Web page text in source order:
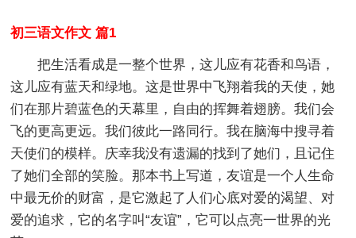
初三语文作文 篇1
把生活看成是一整个世界，这儿应有花香和鸟语，
这儿应有蓝天和绿地。这是世界中飞翔着我的天使，她
们在那片碧蓝色的天幕里，自由的挥舞着翅膀。我们会
飞的更高更远。我们彼此一路同行。我在脑海中搜寻着
天使们的模样。庆幸我没有遗漏的找到了她们，且记住
了她们全部的笑脸。那本书上写道，友谊是一个人生命
中最无价的财富，是它激起了人们心底对爱的渴望、对
爱的追求，它的名字叫“友谊”，它可以点亮一世界的光